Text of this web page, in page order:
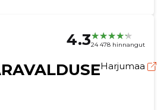
4.324 478 hinnangut
Harjumaa